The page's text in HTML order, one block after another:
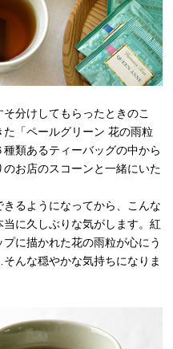
分けしてもらったときのこ
「ペールグリーン 花の雨粒
類あるティーバッグの中から
お店のスコーンと一緒にいた
るようになってから、こんな
に久しぶりな気がします。紅
に描かれた花の雨粒が心にう
んな穏やかな気持ちになりま